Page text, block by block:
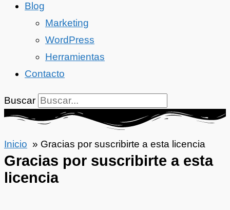
Blog
Marketing
WordPress
Herramientas
Contacto
Buscar
Inicio Gracias por suscribirte a esta licencia
Gracias por suscribirte a esta
licencia